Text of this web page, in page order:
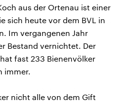
aus der Ortenau ist einer
sich heute vor dem BVL in
Im vergangenen Jahr
Bestand vernichtet. Der
fast 233 Bienenvölker
immer.
nicht alle von dem Gift